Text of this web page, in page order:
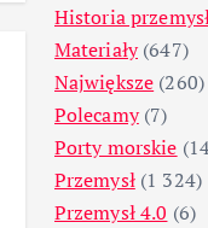
Historia
Materiały(647)
Największe (260)
Polecamy(7)
Porty morskie
Przemysł(1 324)
Przemysł 4.0 (6)